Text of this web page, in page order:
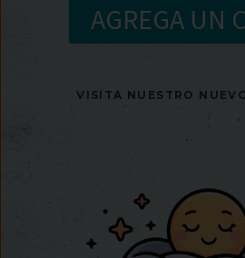
AGREGA UN
VISITA NUESTRO